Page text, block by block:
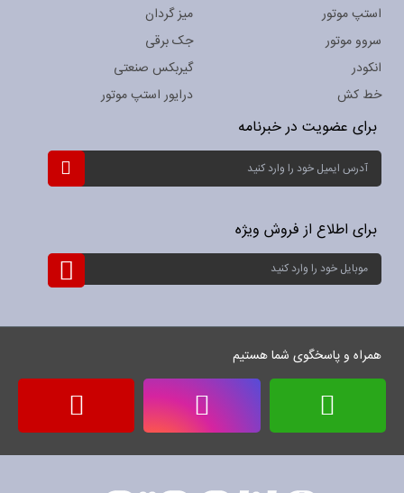
استپ موتور
سروو موتور
انکودر
خط کش
میز گردان
جک برقی
گیربکس صنعتی
درایور استپ موتور
برای عضویت در خبرنامه
ثبت
برای
برای اطلاع از فروش ویژه
ثبت
برای
همراه و پاسخگوی شما هستیم